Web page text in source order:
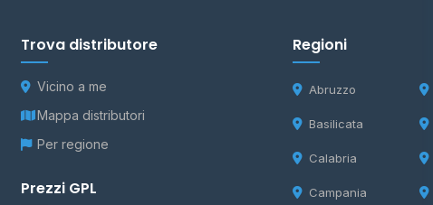
Trova distributore
Vicino a me
Mappa distributori
Per regione
Prezzi GPL
Regioni
Abruzzo
Basilicata
Calabria
Campania